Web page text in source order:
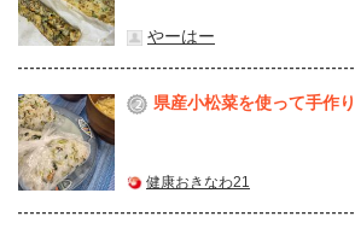
やーはー
2 県産⼩松菜を使って⼿作
健康おきなわ21